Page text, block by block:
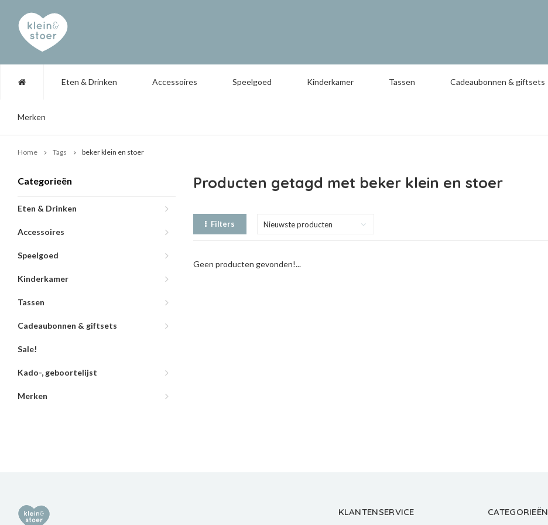
Eten & Drinken Accessoires Speelgoed Kinderkamer Tassen Cadeaubonnen & giftsets
Merken
Home Tags beker klein en stoer
Categorieën
Eten & Drinken
Accessoires
Speelgoed
Kinderkamer
Tassen
Cadeaubonnen & giftsets
Sale!
Kado-, geboortelijst
Merken
Producten getagd met beker klein en stoer
Filters Nieuwste producten
Geen producten gevonden!...
KLANTENSERVICE CATEGORIEËN